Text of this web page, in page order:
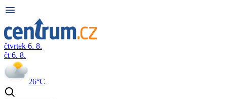
čtvrtek 6. 8.
čt 6. 8.
26°C